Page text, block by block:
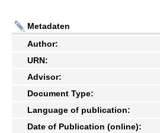
Metadaten
Author:
URN:
Advisor:
Document Type:
Language of publication:
Date of Publication (online):